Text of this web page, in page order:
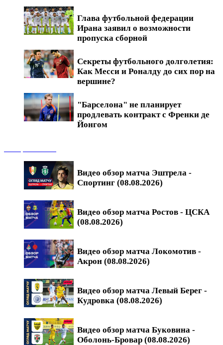
Глава футбольной федерации
Ирана заявил о возможности
пропуска сборной
Секреты футбольного долголетия:
Как Месси и Роналду до сих пор на
вершине?
"Барселона" не планирует
продлевать контракт с Френки де
Йонгом
Видео обзор матча Эштрела -
Спортинг (08.08.2026)
Видео обзор матча Ростов - ЦСКА
(08.08.2026)
Видео обзор матча Локомотив -
Акрон (08.08.2026)
Видео обзор матча Левый Берег -
Кудровка (08.08.2026)
Видео обзор матча Буковина -
Оболонь-Бровар (08.08.2026)